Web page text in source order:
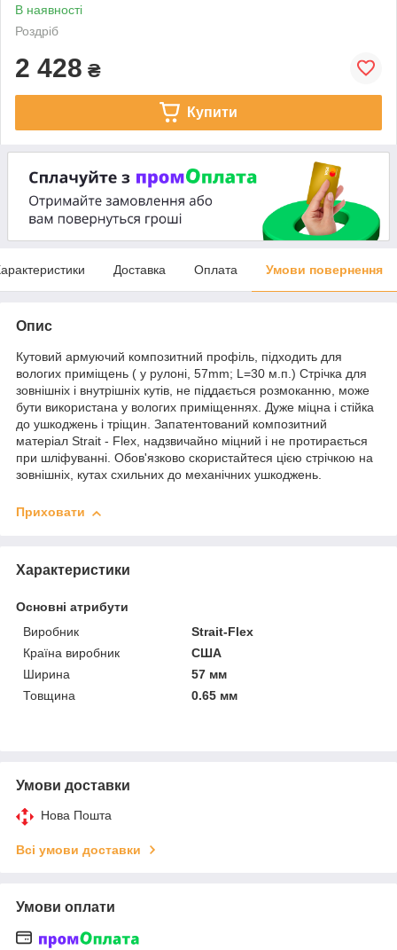
В наявності
Роздріб
2 428 ₴
Купити
Доставка Оплата Умови повернення
Опис
Кутовий армуючий композитний профіль, підходить для
вологих приміщень ( у рулоні, 57mm; L=30 м.п.) Стрічка для
зовнішніх і внутрішніх кутів, не піддається розмоканню, може
бути використана у вологих приміщеннях. Дуже міцна і стійка
до ушкоджень і тріщин. Запатентований композитний
матеріал Strait - Flex, надзвичайно міцний і не протирається
при шліфуванні. Обов'язково скористайтеся цією стрічкою на
зовнішніх, кутах схильних до механічних ушкоджень.
Приховати
Характеристики
Основні атрибути
Виробник
Strait-Flex
Країна виробник
США
Ширина
57 мм
Товщина
0.65 мм
Умови доставки
Нова Пошта
Всі умови доставки
Умови оплати